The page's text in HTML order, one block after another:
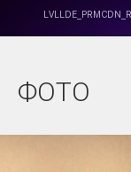
ФОТО